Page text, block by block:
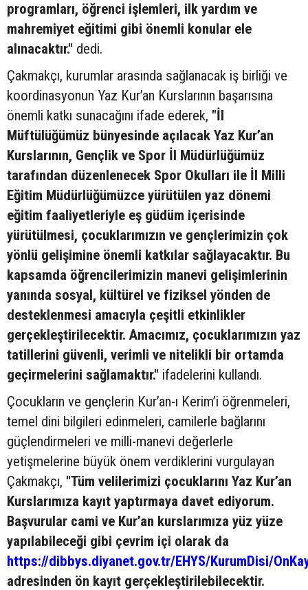
programları, öğrenci işlemleri, ilk yardım ve
mahremiyet eğitimi gibi önemli konular ele
alınacaktır." dedi.
Çakmakçı, kurumlar arasında sağlanacak iş birliği ve
koordinasyonun Yaz Kur’an Kurslarının başarısına
önemli katkı sunacağını ifade ederek, "İl
Müftülüğümüz bünyesinde açılacak Yaz Kur’an
Kurslarının, Gençlik ve Spor İl Müdürlüğümüz
tarafından düzenlenecek Spor Okulları ile İl Milli
Eğitim Müdürlüğümüzce yürütülen yaz dönemi
eğitim faaliyetleriyle eş güdüm içerisinde
yürütülmesi, çocuklarımızın ve gençlerimizin çok
yönlü gelişimine önemli katkılar sağlayacaktır. Bu
kapsamda öğrencilerimizin manevi gelişimlerinin
yanında sosyal, kültürel ve fiziksel yönden de
desteklenmesi amacıyla çeşitli etkinlikler
gerçekleştirilecektir. Amacımız, çocuklarımızın yaz
tatillerini güvenli, verimli ve nitelikli bir ortamda
geçirmelerini sağlamaktır." ifadelerini kullandı.
Çocukların ve gençlerin Kur’an-ı Kerim’i öğrenmeleri,
temel dini bilgileri edinmeleri, camilerle bağlarını
güçlendirmeleri ve milli-manevi değerlerle
yetişmelerine büyük önem verdiklerini vurgulayan
Çakmakçı, "Tüm velilerimizi çocuklarını Yaz Kur’an
Kurslarımıza kayıt yaptırmaya davet ediyorum.
Başvurular cami ve Kur’an kurslarımıza yüz yüze
yapılabileceği gibi çevrim içi olarak da
https://dibbys.diyanet.gov.tr/EHYS/KurumDisi/
adresinden ön kayıt gerçekleştirilebilecektir.